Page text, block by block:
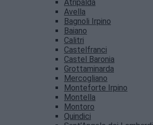
Atripalda
Avella
Bagnoli Irpino
Baiano
Calitri
Castelfranci
Castel Baronia
Grottaminarda
Mercogliano
Monteforte Irpino
Montella
Montoro
Quindici